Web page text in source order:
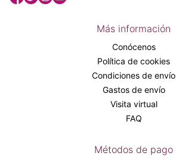
Más información
Conócenos
Política de cookies
Condiciones de envío
Gastos de envío
Visita virtual
FAQ
Métodos de pago